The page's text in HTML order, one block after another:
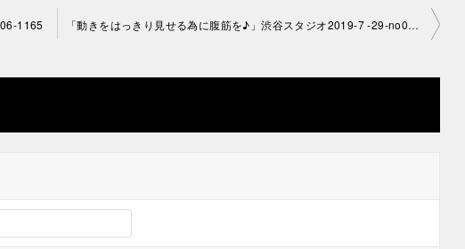
1165 「動きをはっきり見せる為に腹筋を♪」渋谷スタジオ2019-7 -29-no0006-1052